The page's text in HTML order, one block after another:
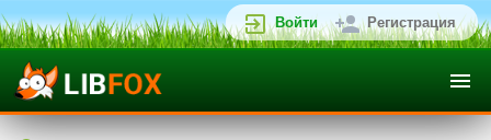
Войти Регистрация